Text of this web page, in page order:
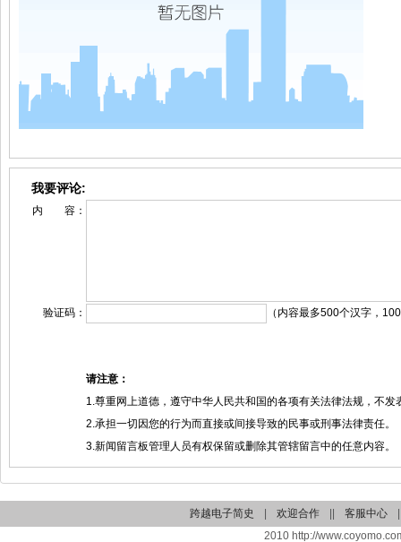
我要评论:
内 容：
验证码： （内容最多500个汉字，
请注意：
1.尊重网上道德，遵守中华人民共和国的各项有关法律法规，不发
2.承担一切因您的行为而直接或间接导致的民事或刑事法律责任。
3.新闻留言板管理人员有权保留或删除其管辖留言中的任意内容。
跨越电子简史 欢迎合作 客服中心
2010 http://